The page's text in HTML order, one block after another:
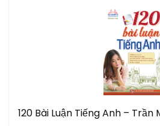
120 Bài Luận Tiếng Anh –